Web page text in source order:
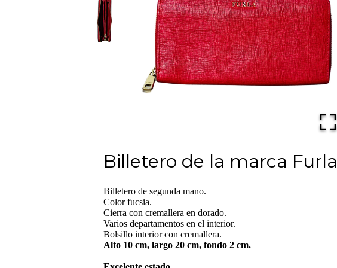
Billetero de la marca Furla
Billetero de segunda mano.
Color fucsia.
Cierra con cremallera en dorado.
Varios departamentos en el interior.
Bolsillo interior con cremallera.
Alto 10 cm, largo 20 cm, fondo 2 cm.